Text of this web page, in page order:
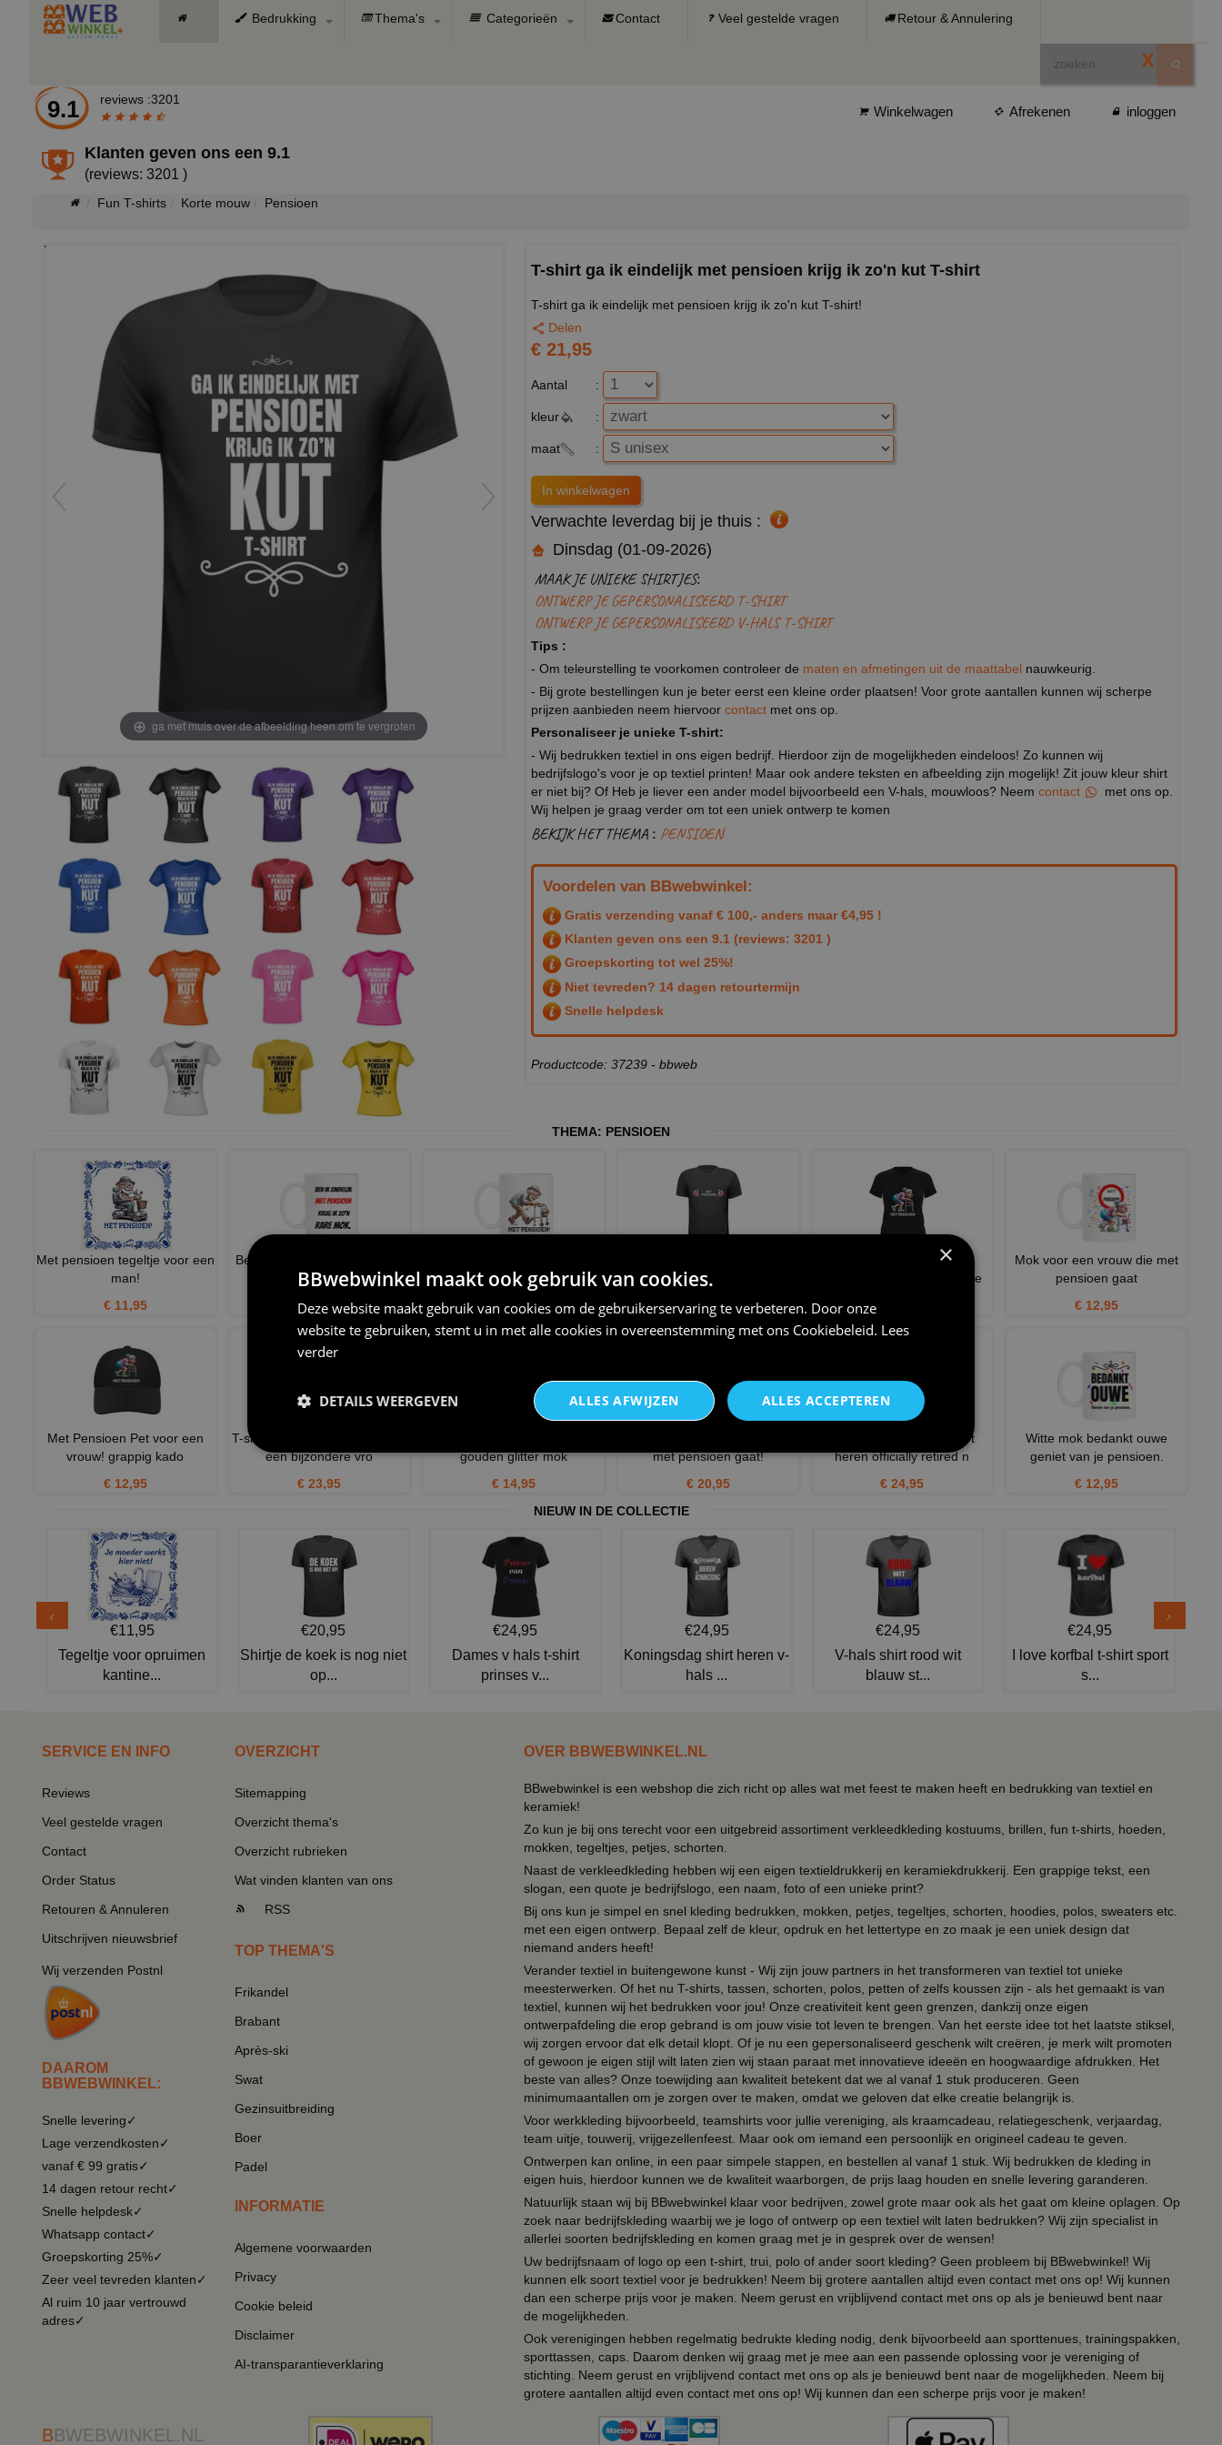
Bedrukking Thema's Categorieën Contact Veel gestelde vragen Retour & Annulering
X
9.1 reviews :3201
Winkelwagen Afrekenen inloggen
Klanten geven ons een9.1
(reviews: 3201 )
Fun T-shirts Korte mouw Pensioen
ga met muis over de afbeelding heen om te vergroten
T-shirt ga ik eindelijk met pensioen krijg ik zo'n kut T-shirt
T-shirt ga ik eindelijk met pensioen krijg ik zo'n kut T-shirt!
Delen
€ 21,95
Aantal :
kleur :
maat :
Verwachte leverdag bij je thuis :
Dinsdag (01-09-2026)
MAAK JE UNIEKE SHIRTJES:
ONTWERP JE GEPERSONALISEERD T-SHIRT
ONTWERP JE GEPERSONALISEERD V-HALS T-SHIRT
Tips :
- Om teleurstelling te voorkomen controleer de maten en afmetingen uit de maattabel nauwkeurig.
- Bij grote bestellingen kun je beter eerst een kleine order plaatsen! Voor grote aantallen kunnen wij scherpe
prijzen aanbieden neem hiervoor contact met ons op.
Personaliseer je unieke T-shirt:
- Wij bedrukken textiel in ons eigen bedrijf. Hierdoor zijn de mogelijkheden eindeloos! Zo kunnen wij
bedrijfslogo's voor je op textiel printen! Maar ook andere teksten en afbeelding zijn mogelijk! Zit jouw kleur shirt
er niet bij? Of Heb je liever een ander model bijvoorbeeld een V-hals, mouwloos? Neem contact
met ons op.
Wij helpen je graag verder om tot een uniek ontwerp te komen
BEKIJK HET THEMA : PENSIOEN
Voordelen van BBwebwinkel:
Gratis verzending vanaf € 100,- anders maar €4,95 !
Klanten geven ons een 9.1 (reviews: 3201 )
Groepskorting tot wel 25%!
Niet tevreden? 14 dagen retourtermijn
Snelle helpdesk
Productcode: 37239 - bbweb
THEMA: PENSIOEN
Met pensioen tegeltje voor een
man!
€ 11,95
Ben ik eindelijk met pensioen
krijg ik zon rare m
€ 12,95
die met pensioen gaat!
€ 12,95
met pensioen gaat!
€ 20,95
Dames v-hals shirt met
pensioen grappig t-Shirt me
Mok voor een vrouw die met
pensioen gaat
€ 12,95
Met Pensioen Pet voor een
vrouw! grappig kado
€ 12,95
T-shirtje Vier het pensioen van
een bijzondere vro
€ 23,95
gouden glitter mok
€ 14,95
met pensioen gaat!
€ 20,95
Grappig Pensioen Schort
heren officially retired n
€ 24,95
Witte mok bedankt ouwe
geniet van je pensioen.
€ 12,95
NIEUW IN DE COLLECTIE
€11,95
Tegeltje voor opruimen
kantine...
€20,95
Shirtje de koek is nog niet
op...
€24,95
Dames v hals t-shirt
prinses v...
€24,95
Koningsdag shirt heren v-
hals ...
€24,95
V-hals shirt rood wit
blauw st...
€24,95
I love korfbal t-shirt sport
s...
SERVICE EN INFO
Reviews
Veel gestelde vragen
Contact
Order Status
Retouren & Annuleren
Uitschrijven nieuwsbrief
Wij verzenden Postnl
DAAROM
BBWEBWINKEL:
Snelle levering✓
Lage verzendkosten✓
vanaf € 99 gratis✓
14 dagen retour recht✓
Snelle helpdesk✓
Whatsapp contact✓
Groepskorting 25%✓
Zeer veel tevreden klanten✓
Al ruim 10 jaar vertrouwd
adres✓
OVERZICHT
Sitemapping
Overzicht thema's
Overzicht rubrieken
Wat vinden klanten van ons
RSS
TOP THEMA'S
Frikandel
Brabant
Après-ski
Swat
Gezinsuitbreiding
Boer
Padel
INFORMATIE
Algemene voorwaarden
Privacy
Cookie beleid
Disclaimer
AI-transparantieverklaring
OVER BBWEBWINKEL.NL
BBwebwinkel is een webshop die zich richt op alles wat met feest te maken heeft en bedrukking van textiel en
keramiek!
Zo kun je bij ons terecht voor een uitgebreid assortiment verkleedkleding kostuums, brillen, fun t-shirts, hoeden,
mokken, tegeltjes, petjes, schorten.
Naast de verkleedkleding hebben wij een eigen textieldrukkerij en keramiekdrukkerij. Een grappige tekst, een
slogan, een quote je bedrijfslogo, een naam, foto of een unieke print?
Bij ons kun je simpel en snel kleding bedrukken, mokken, petjes, tegeltjes, schorten, hoodies, polos, sweaters etc.
met een eigen ontwerp. Bepaal zelf de kleur, opdruk en het lettertype en zo maak je een uniek design dat
niemand anders heeft!
Verander textiel in buitengewone kunst - Wij zijn jouw partners in het transformeren van textiel tot unieke
meesterwerken. Of het nu T-shirts, tassen, schorten, polos, petten of zelfs koussen zijn - als het gemaakt is van
textiel, kunnen wij het bedrukken voor jou! Onze creativiteit kent geen grenzen, dankzij onze eigen
ontwerpafdeling die erop gebrand is om jouw visie tot leven te brengen. Van het eerste idee tot het laatste stiksel,
wij zorgen ervoor dat elk detail klopt. Of je nu een gepersonaliseerd geschenk wilt creëren, je merk wilt promoten
of gewoon je eigen stijl wilt laten zien wij staan paraat met innovatieve ideeën en hoogwaardige afdrukken. Het
beste van alles? Onze toewijding aan kwaliteit betekent dat we al vanaf 1 stuk produceren. Geen
minimumaantallen om je zorgen over te maken, omdat we geloven dat elke creatie belangrijk is.
Voor werkkleding bijvoorbeeld, teamshirts voor jullie vereniging, als kraamcadeau, relatiegeschenk, verjaardag,
team uitje, touwerij, vrijgezellenfeest. Maar ook om iemand een persoonlijk en origineel cadeau te geven.
Ontwerpen kan online, in een paar simpele stappen, en bestellen al vanaf 1 stuk. Wij bedrukken de kleding in
eigen huis, hierdoor kunnen we de kwaliteit waarborgen, de prijs laag houden en snelle levering garanderen.
Natuurlijk staan wij bij BBwebwinkel klaar voor bedrijven, zowel grote maar ook als het gaat om kleine oplagen. Op
zoek naar bedrijfskleding waarbij we je logo of ontwerp op een textiel wilt laten bedrukken? Wij zijn specialist in
allerlei soorten bedrijfskleding en komen graag met je in gesprek over de wensen!
Uw bedrijfsnaam of logo op een t-shirt, trui, polo of ander soort kleding? Geen probleem bij BBwebwinkel! Wij
kunnen elk soort textiel voor je bedrukken! Neem bij grotere aantallen altijd even contact met ons op! Wij kunnen
dan een scherpe prijs voor je maken. Neem gerust en vrijblijvend contact met ons op als je benieuwd bent naar
de mogelijkheden.
Ook verenigingen hebben regelmatig bedrukte kleding nodig, denk bijvoorbeeld aan sporttenues, trainingspakken,
sporttassen, caps. Daarom denken wij graag met je mee aan een passende oplossing voor je vereniging of
stichting. Neem gerust en vrijblijvend contact met ons op als je benieuwd bent naar de mogelijkheden. Neem bij
grotere aantallen altijd even contact met ons op! Wij kunnen dan een scherpe prijs voor je maken!
BBWEBWINKEL.NL
×
BBwebwinkel maakt ook gebruik van cookies.
Deze website maakt gebruik van cookies om de gebruikerservaring te verbeteren. Door onze
website te gebruiken, stemt u in met alle cookies in overeenstemming met ons Cookiebeleid. Lees
verder
ALLES ACCEPTEREN
ALLES AFWIJZEN
DETAILS WEERGEVEN